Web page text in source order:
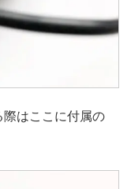
はここに付属の